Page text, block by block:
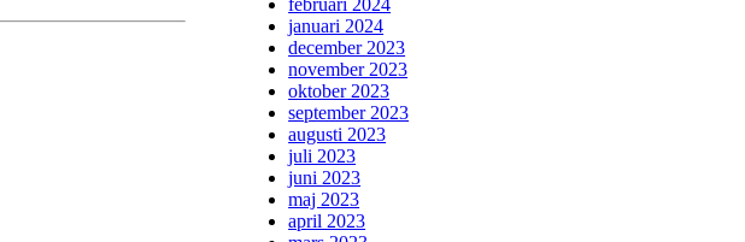
februari 2024
januari 2024
december 2023
november 2023
oktober 2023
september 2023
augusti 2023
juli 2023
juni 2023
maj 2023
april 2023